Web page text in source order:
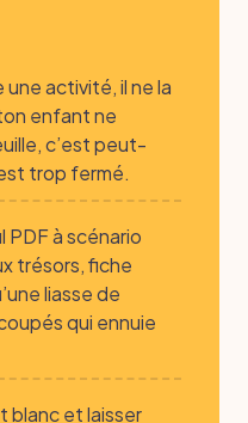
une activité, il ne la
enfant ne
c’est peut-
trop fermé.
PDF à scénario
trésors, fiche
liasse de
qui ennuie
blanc et laisser